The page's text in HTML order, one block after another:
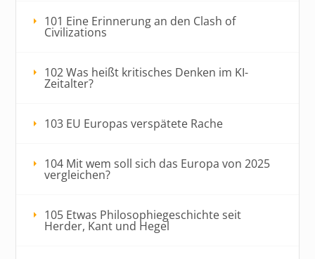
101 Eine Erinnerung an den Clash of
Civilizations
102 Was heißt kritisches Denken im KI-
Zeitalter?
103 EU Europas verspätete Rache
104 Mit wem soll sich das Europa von 2025
vergleichen?
105 Etwas Philosophiegeschichte seit
Herder, Kant und Hegel